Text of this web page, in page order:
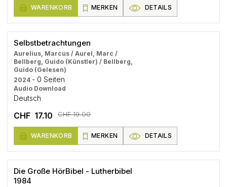
WARENKORB MERKEN DETAILS
Selbstbetrachtungen
Aurelius, Marcus / Aurel, Marc /
Bellberg, Guido (Künstler) / Bellberg,
Guido (Gelesen)
2024 - 0 Seiten
Audio Download
Deutsch
CHF 17.10 CHF 19.00
WARENKORB MERKEN DETAILS
Die Große HörBibel - Lutherbibel
1984